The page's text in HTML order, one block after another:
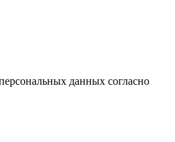
данных согласно